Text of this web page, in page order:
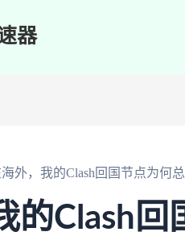
器
外，我的Clash回国节点为何总
的Clash回